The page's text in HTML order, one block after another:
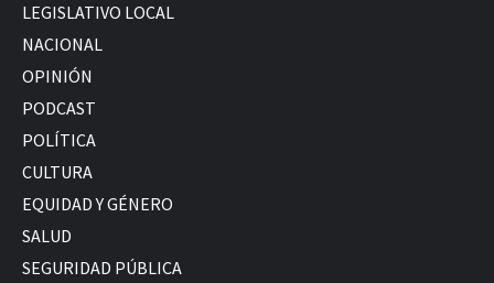
LEGISLATIVO LOCAL
NACIONAL
OPINIÓN
PODCAST
POLÍTICA
CULTURA
EQUIDAD Y GÉNERO
SALUD
SEGURIDAD PÚBLICA